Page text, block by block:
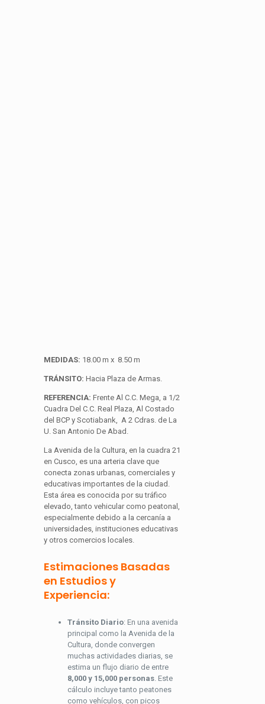
MEDIDAS: 18.00 m x 8.50 m
TRÁNSITO: Hacia Plaza de Armas.
REFERENCIA: Frente Al C.C. Mega, a 1/2
Cuadra Del C.C. Real Plaza, Al Costado
del BCP y Scotiabank, A 2 Cdras. de La
U. San Antonio De Abad.
La Avenida de la Cultura, en la cuadra 21
en Cusco, es una arteria clave que
conecta zonas urbanas, comerciales y
educativas importantes de la ciudad.
Esta área es conocida por su tráfico
elevado, tanto vehicular como peatonal,
especialmente debido a la cercanía a
universidades, instituciones educativas
y otros comercios locales.
Estimaciones Basadas
en Estudios y
Experiencia:
Tránsito Diario: En una avenida
principal como la Avenida de la
Cultura, donde convergen
muchas actividades diarias, se
estima un flujo diario de entre
8,000 y 15,000 personas . Este
cálculo incluye tanto peatones
como vehículos, con picos